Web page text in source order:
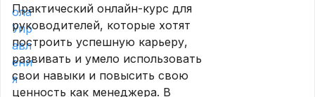
Практический онлайн-курс для
руководителей, которые хотят
построить успешную карьеру,
развивать и умело использовать
свои навыки и повысить свою
ценность как менеджера. В